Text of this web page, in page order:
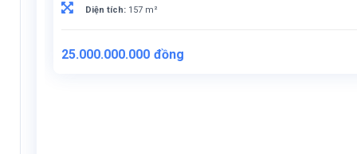
Diện tích: 157 m²
25.000.000.000 đồng